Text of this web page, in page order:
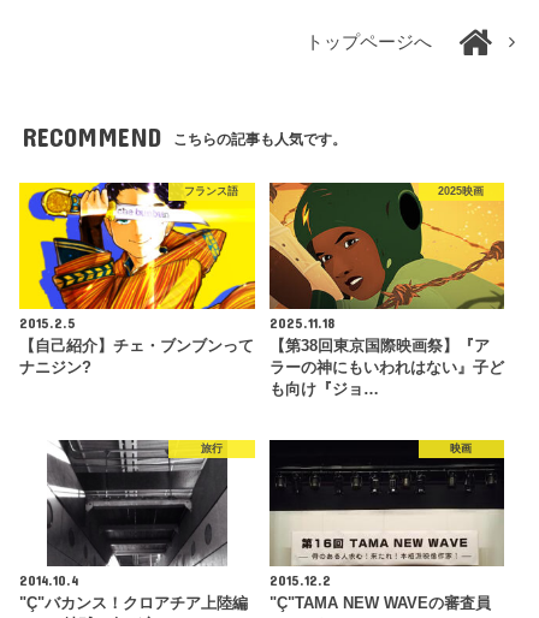
トップページへ
RECOMMEND こちらの記事も人気です。
フランス語
2015.2.5
【自己紹介】チェ・ブンブンって
ナニジン?
2025映画
2025.11.18
【第38回東京国際映画祭】『ア
ラーの神にもいわれはない』子ど
も向け『ジョ…
旅行
2014.10.4
"Ç"バカンス！クロアチア上陸編
映画
2015.12.2
"Ç"TAMA NEW WAVEの審査員